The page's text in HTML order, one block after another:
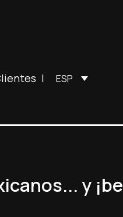
| ESP
y